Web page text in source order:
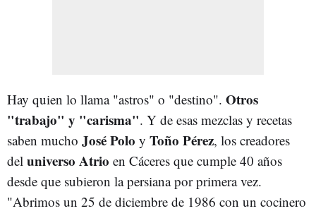
Hay quien lo llama "astros" o "destino". Otros
"trabajo" y "carisma". Y de esas mezclas y recetas
saben mucho José Polo y Toño Pérez, los creadores
del universo Atrio en Cáceres que cumple 40 años
desde que subieron la persiana por primera vez.
"Abrimos un 25 de diciembre de 1986 con un cocinero